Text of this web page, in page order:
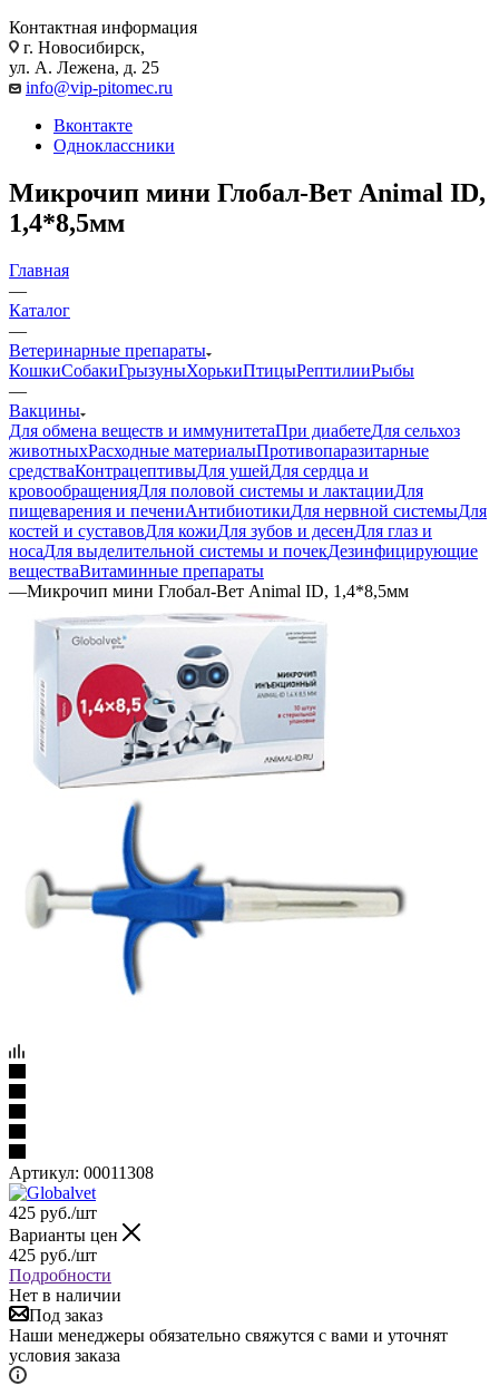
Контактная информация
г. Новосибирск,
ул. А. Лежена, д. 25
info@vip-pitomec.ru
Вконтакте
Одноклассники
Микрочип мини Глобал-Вет Animal ID,
1,4*8,5мм
Главная
—
Каталог
—
Ветеринарные препараты
КошкиСобакиГрызуныХорькиПтицыРептилииРыбы
—
Вакцины
Для обмена веществ и иммунитетаПри диабетеДля сельхоз
животныхРасходные материалыПротивопаразитарные
средстваКонтрацептивыДля ушейДля сердца и
кровообращенияДля половой системы и лактацииДля
пищеварения и печениАнтибиотикиДля нервной системыДля
костей и суставовДля кожиДля зубов и десенДля глаз и
носаДля выделительной системы и почекДезинфицирующие
веществаВитаминные препараты
—Микрочип мини Глобал-Вет Animal ID, 1,4*8,5мм
Артикул: 00011308
425 руб./шт
Варианты цен
425 руб./шт
Подробности
Нет в наличии
Под заказ
Наши менеджеры обязательно свяжутся с вами и уточнят
условия заказа